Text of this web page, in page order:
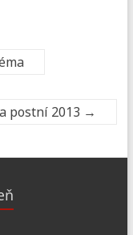
postní 2013 →